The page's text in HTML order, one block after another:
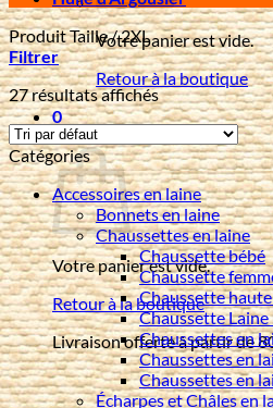
Votre panier est vide.
Retour à la boutique
0
Panier
Votre panier est vide.
Retour à la boutique
Livraison offerte à partir de
Produit Taille/2XL
Filtrer
27 résultats affichés
Catégories
Accessoires en laine
Bonnets en laine
Chaussettes en laine
Chaussette bébé
Chaussette
Chaussette
Chaussette
Chaussettes en
Chaussettes en
Chaussettes en
Écharpes et Châles en